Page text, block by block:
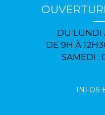
DU LUNDI
DE 9H À
SAMEDI :
INFOS